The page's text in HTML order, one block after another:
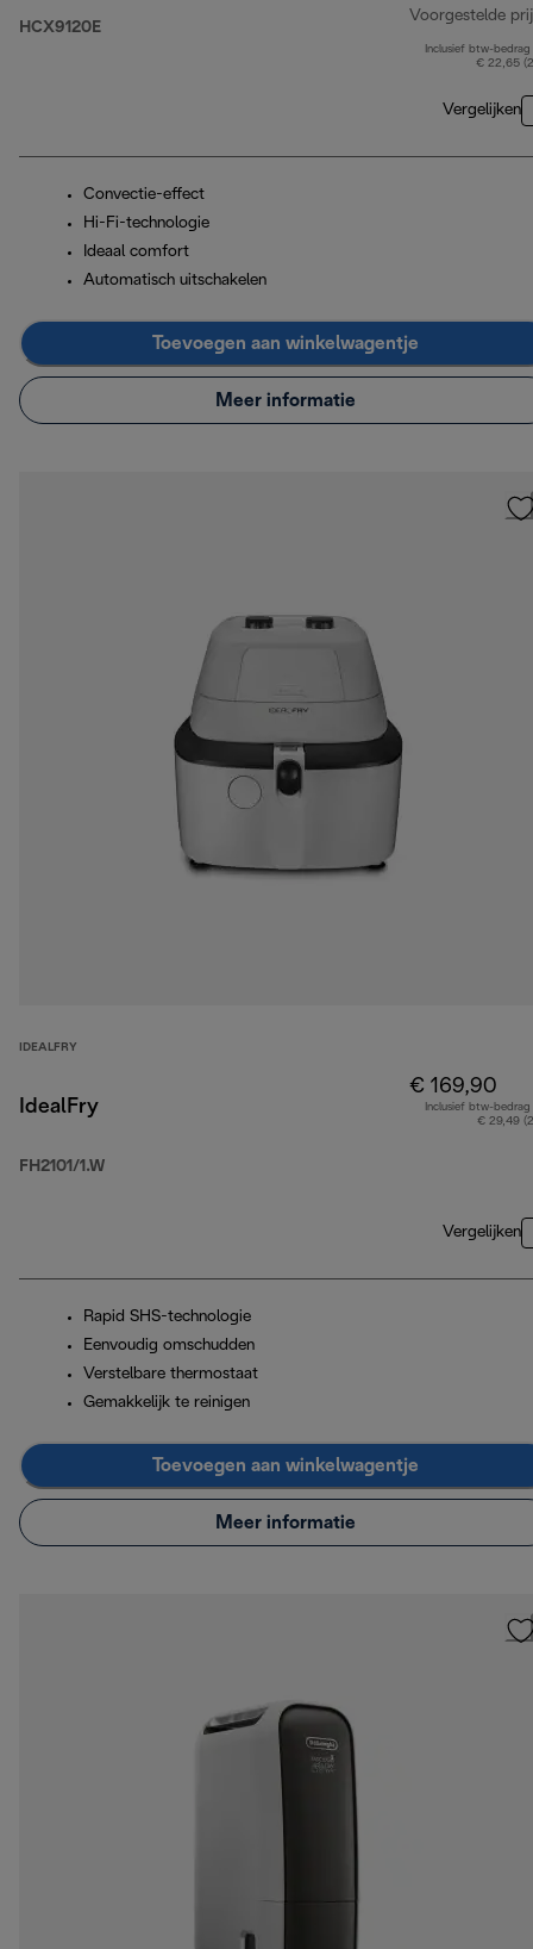
HCX9120E
Voorgestelde
Inclusief btw-bedrag
€ 22,65
Vergelijken
Convectie-effect
Hi-Fi-technologie
Ideaal comfort
Automatisch uitschakelen
Toevoegen aan winkelwagentje
Meer informatie
IDEALFRY
IdealFry
FH2101/1.W
€ 169,90
Inclusief btw-bedrag
€ 29,49
Vergelijken
Rapid SHS-technologie
Eenvoudig omschudden
Verstelbare thermostaat
Gemakkelijk te reinigen
Toevoegen aan winkelwagentje
Meer informatie